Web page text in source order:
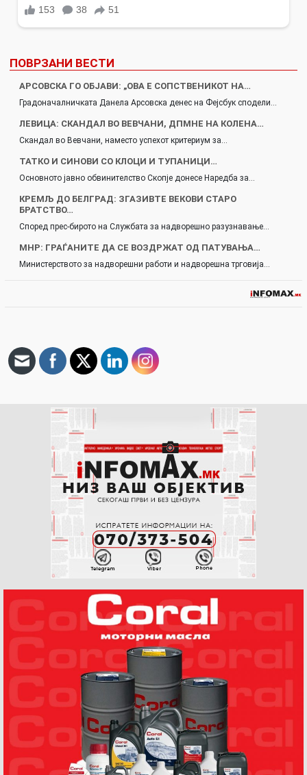
ПОВРЗАНИ ВЕСТИ
АРСОВСКА ГО ОБЈАВИ: „ОВА Е СОПСТВЕНИКОТ НА…
Градоначалничката Данела Арсовска денес на Фејсбук сподели…
ЛЕВИЦА: СКАНДАЛ ВО ВЕВЧАНИ, ДПМНЕ НА КОЛЕНА…
Скандал во Вевчани, наместо успехот критериум за…
ТАТКО И СИНОВИ СО КЛОЦИ И ТУПАНИЦИ…
Основното јавно обвинителство Скопје донесе Наредба за…
КРЕМЉ ДО БЕЛГРАД: ЗГАЗИВТЕ ВЕКОВИ СТАРО
БРАТСТВО…
Според прес-бирото на Службата за надворешно разузнавање…
МНР: ГРАЃАНИТЕ ДА СЕ ВОЗДРЖАТ ОД ПАТУВАЊА…
Министерството за надворешни работи и надворешна трговија…